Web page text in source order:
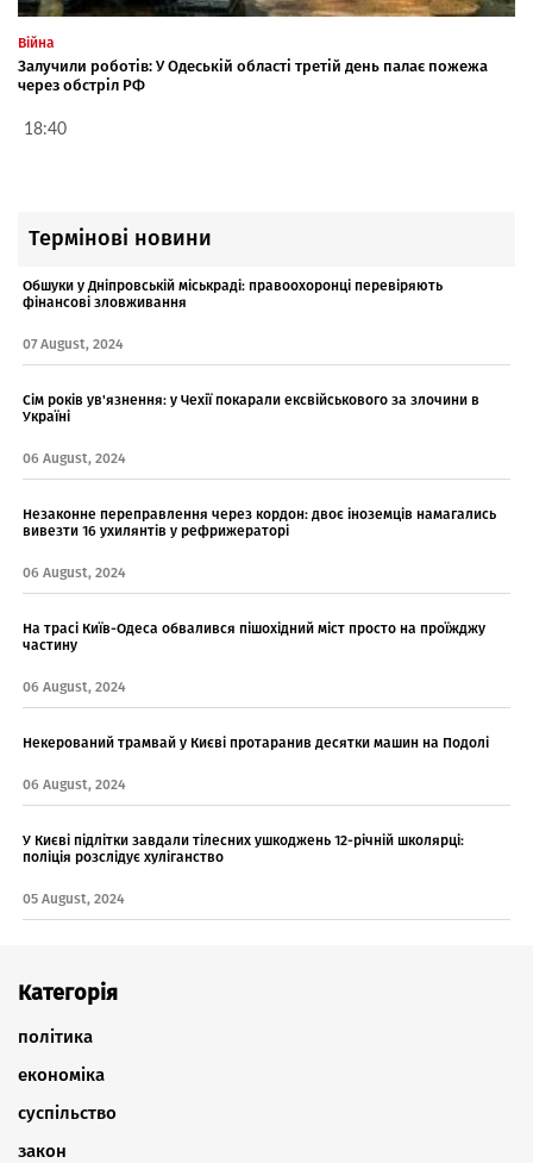
Війна
Залучили роботів: У Одеській області третій день палає пожежа
через обстріл РФ
18:40
Термінові новини
Обшуки у Дніпровській міськраді: правоохоронці перевіряють
фінансові зловживання
07 August, 2024
Сім років ув'язнення: у Чехії покарали ексвійськового за злочини в
Україні
06 August, 2024
Незаконне переправлення через кордон: двоє іноземців намагались
вивезти 16 ухилянтів у рефрижераторі
06 August, 2024
На трасі Київ-Одеса обвалився пішохідний міст просто на проїжджу
частину
06 August, 2024
Некерований трамвай у Києві протаранив десятки машин на Подолі
06 August, 2024
У Києві підлітки завдали тілесних ушкоджень 12-річній школярці:
поліція розслідує хуліганство
05 August, 2024
Категорія
політика
економіка
суспільство
закон